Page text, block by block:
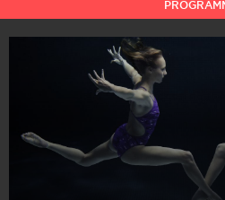
À
CAFÉ DU
ÉDUCATION